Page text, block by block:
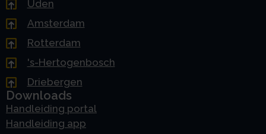
Uden
Amsterdam
Rotterdam
's-Hertogenbosch
Driebergen
Downloads
Handleiding portal
Handleiding app